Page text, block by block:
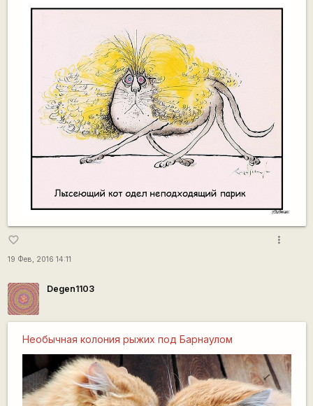
favorite_border
19 Фев, 2016 14:11
more_vert
Degen1103
Необычная колония рыжих под Барнаулом